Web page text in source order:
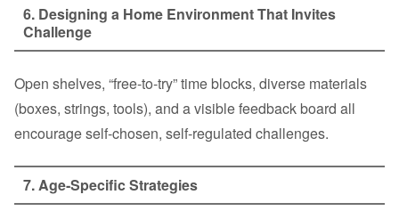
6. Designing a Home Environment That Invites
Challenge
Open shelves, “free‑to‑try” time blocks, diverse materials
(boxes, strings, tools), and a visible feedback board all
encourage self‑chosen, self‑regulated challenges.
7. Age‑Specific Strategies